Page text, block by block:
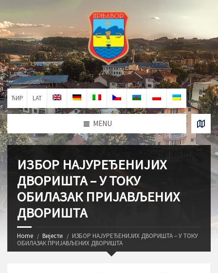
ЋИР LAT
MENU
ИЗБОР НАЈУРЕЂЕНИЈИХ
ДВОРИШТА – У ТОКУ
ОБИЛАЗАК ПРИЈАВЉЕНИХ
ДВОРИШТА
Home Вијести
ИЗБОР НАЈУРЕЂЕНИЈИХ ДВОРИШТА – У ТОКУ
ОБИЛАЗАК ПРИЈАВЉЕНИХ ДВОРИШТА